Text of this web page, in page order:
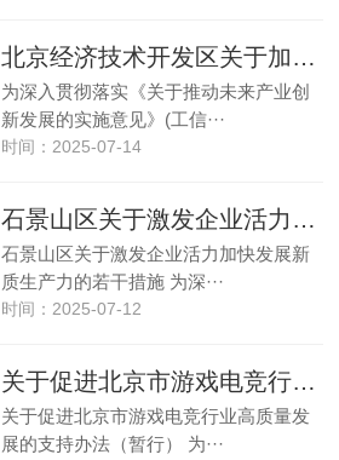
北京经济技术开发区关于加快推动6G技术和产业创新发展的若干措施
为深入贯彻落实《关于推动未来产业创
新发展的实施意见》(工信···
时间：2025-07-14
石景山区关于激发企业活力加快发展 新质生产力的若干措施
石景山区关于激发企业活力加快发展新
质生产力的若干措施 为深···
时间：2025-07-12
关于促进北京市游戏电竞行业高质量发展的支持办法（暂行）
关于促进北京市游戏电竞行业高质量发
展的支持办法（暂行） 为···